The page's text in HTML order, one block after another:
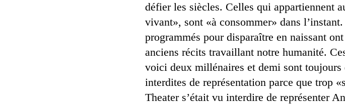
défier les siècles. Celles qui appartiennent
vivant», sont «à consommer» dans
programmés pour disparaître en naissant
anciens récits travaillant notre humanité.
voici deux millénaires et demi sont toujours
interdites de représentation parce que trop
Theater s’était vu interdire de représenter